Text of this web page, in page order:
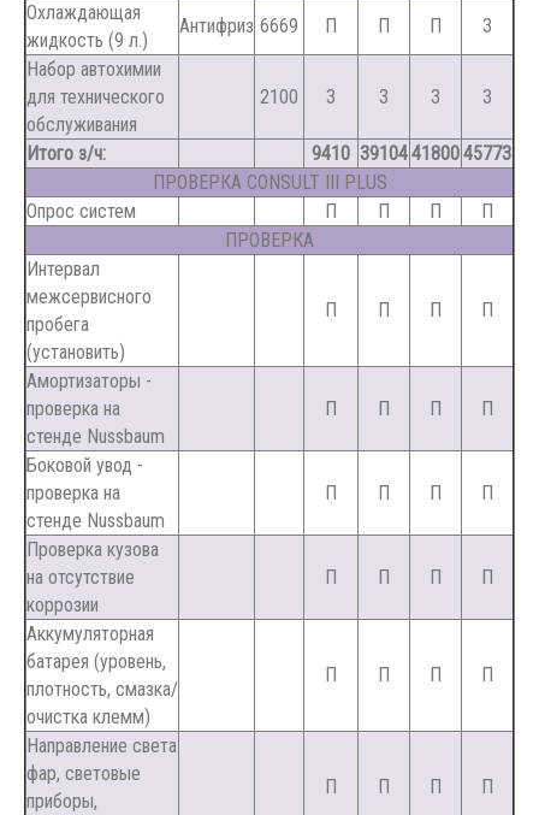
Охлаждающая
жидкость (9 л.)
Антифриз 6669 П П П
З
Набор автохимии
для технического
обслуживания
2100 З З З З
Итого з/ч: 9410 391044180045773
ПРОВЕРКА CONSULT III PLUS
Опрос систем
П П П
П
ПРОВЕРКА
Интервал
межсервисного
пробега
(установить)
П П П П
Амортизаторы -
проверка на
стенде Nussbaum
П П П П
Боковой увод -
проверка на
стенде Nussbaum
П П П П
Проверка кузова
на отсутствие
коррозии
П П П П
Аккумуляторная
батарея (уровень,
плотность, смазка/
очистка клемм)
П П П П
Направление света
фар, световые
приборы,
П П П П